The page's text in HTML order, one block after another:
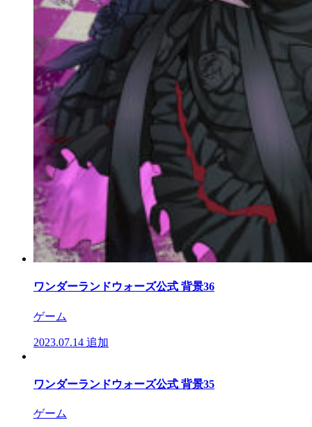
ワンダーランドウォーズ公式 背景36
ゲーム
2023.07.14 追加
ワンダーランドウォーズ公式 背景35
ゲーム